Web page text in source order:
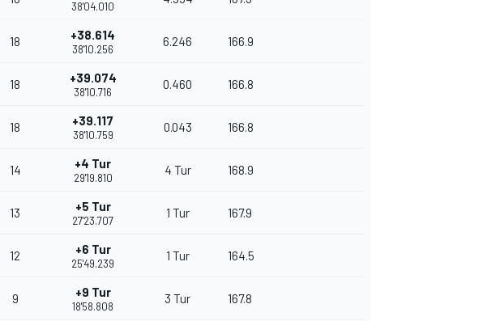
38'04.010
18 +38.614
38'10.256
6.246 166.9
18 +39.074
38'10.716
0.460 166.8
18 +39.117
38'10.759
0.043 166.8
14 +4 Tur
29'19.810
4 Tur 168.9
13 +5 Tur
27'23.707
1 Tur 167.9
12 +6 Tur
25'49.239
1 Tur 164.5
9 +9 Tur
18'58.808
3 Tur 167.8